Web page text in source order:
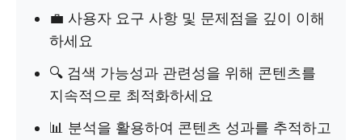
💼 사용자 요구 사항 및 문제점을 깊이 이해
하세요
🔍 검색 가능성과 관련성을 위해 콘텐츠를
지속적으로 최적화하세요
📊 분석을 활용하여 콘텐츠 성과를 추적하고